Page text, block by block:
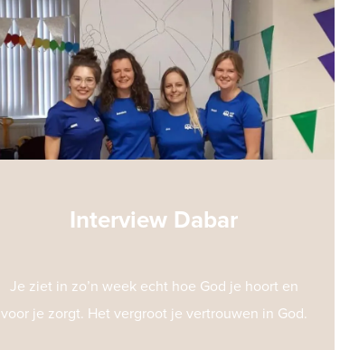
Interview Dabar
Je ziet in zo’n week echt hoe God je hoort en
voor je zorgt. Het vergroot je vertrouwen in God.